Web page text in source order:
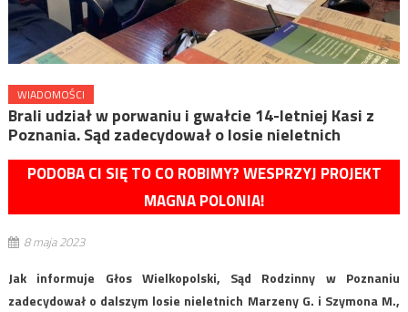
WIADOMOŚCI
Brali udział w porwaniu i gwałcie 14-letniej Kasi z
Poznania. Sąd zadecydował o losie nieletnich
PODOBA CI SIĘ TO CO ROBIMY? WESPRZYJ PROJEKT
MAGNA POLONIA!
8 maja 2023
Jak informuje Głos Wielkopolski, Sąd Rodzinny w Poznaniu
zadecydował o dalszym losie nieletnich Marzeny G. i Szymona M.,